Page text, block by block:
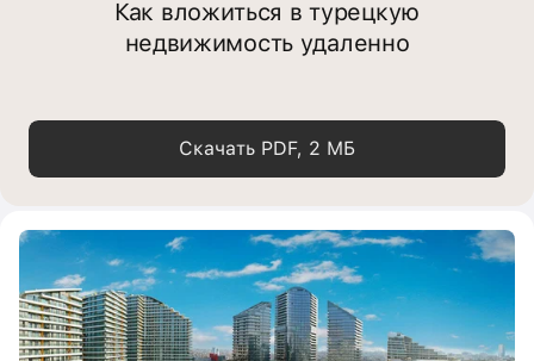
Как вложиться в турецкую
недвижимость удаленно
Скачать PDF, 2 МБ